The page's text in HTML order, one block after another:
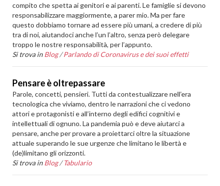
compito che spetta ai genitori e ai parenti. Le famiglie si devono
responsabilizzare maggiormente, a parer mio. Ma per fare
questo dobbiamo tornare ad essere più umani, a credere di più
tra di noi, aiutandoci anche l’un l’altro, senza però delegare
troppo le nostre responsabilità, per l’appunto.
Si trova in Blog /Parlando di Coronavirus e dei suoi effetti
Pensare è oltrepassare
Parole, concetti, pensieri. Tutti da contestualizzare nell’era
tecnologica che viviamo, dentro le narrazioni che ci vedono
attori e protagonisti e all’interno degli edifici cognitivi e
intellettuali di ognuno. La pandemia può e deve aiutarci a
pensare, anche per provare a proiettarci oltre la situazione
attuale superando le sue urgenze che limitano le libertà e
(de)limitano gli orizzonti.
Si trova in Blog /Tabulario